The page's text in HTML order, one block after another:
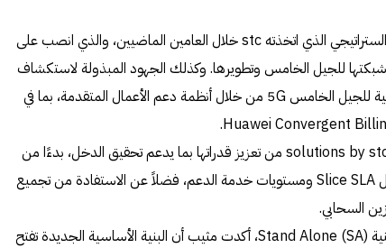
وتناولت الجلسة النقاشية الاتجاه الستراتيجي الذي اتخذته stc خلال العامين الماضيين، والذي انصب على
شبكتها للجيل الخامس وتطويرها. وكذلك الجهود المبذولة لاستكشاف
طرقًا مبتكرة لاستثمار البنية التحتية للجيل الخامس 5G من خلال أنظمة دعم الأعمال المتقدمة، بما في
ولفتت مثيب الى ان النظام مكّن solutions by stc من تعزيز قدراتها بما يدعم تحقيق الدخل، بدءًا من
الاتصال إلى القطاعات الخدمية مثل Slice SLA ومستويات خدمة الدعم، فضلاً عن الاستفادة من تجميع
السحابي.
وفيما يتعلق بتطور شبكة 5G بتقنية Stand Alone (SA)، أكدت مثيب أن البنية الأساسية الجديدة تفتح